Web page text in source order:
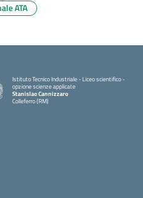
ATA
Istituto Tecnico Industriale - Liceo scientifico -
opzione scienze applicate
Stanislao Cannizzaro
Colleferro (RM)